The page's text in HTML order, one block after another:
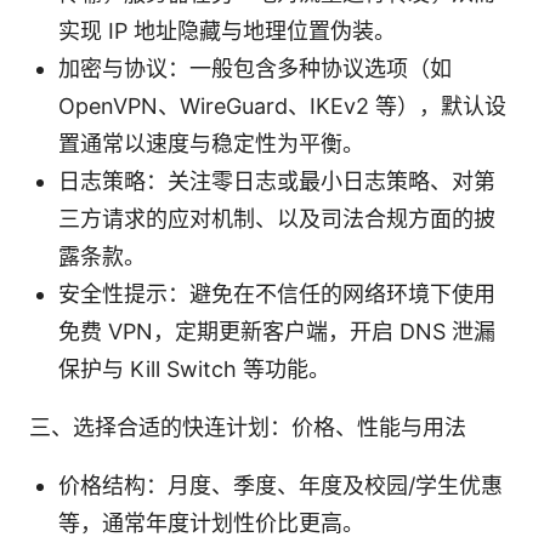
实现 IP 地址隐藏与地理位置伪装。
加密与协议：一般包含多种协议选项（如
OpenVPN、WireGuard、IKEv2 等），默认设
置通常以速度与稳定性为平衡。
日志策略：关注零日志或最小日志策略、对第
三方请求的应对机制、以及司法合规方面的披
露条款。
安全性提示：避免在不信任的网络环境下使用
免费 VPN，定期更新客户端，开启 DNS 泄漏
保护与 Kill Switch 等功能。
三、选择合适的快连计划：价格、性能与用法
价格结构：月度、季度、年度及校园/学生优惠
等，通常年度计划性价比更高。